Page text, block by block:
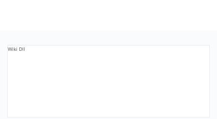
Wiki Dll